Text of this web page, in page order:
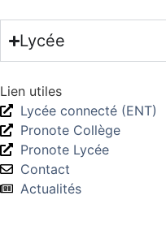
Lycée
Lien utiles
Lycée connecté (ENT)
Pronote Collège
Pronote Lycée
Contact
Actualités